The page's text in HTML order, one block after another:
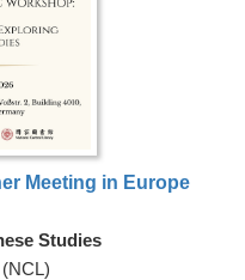
Meeting in Europe
Studies